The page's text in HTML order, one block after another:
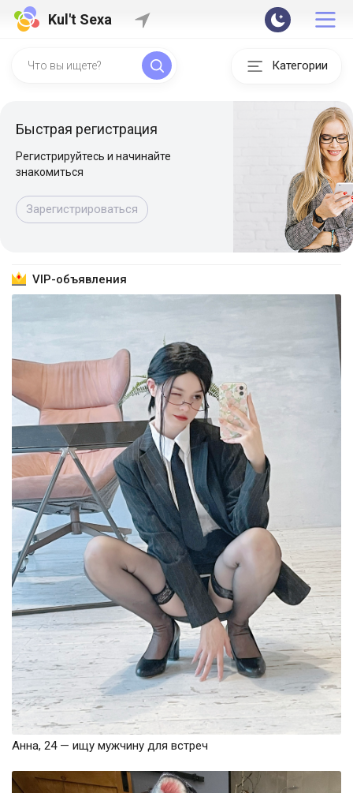
Kul't Sexa
Категории
Быстрая регистрация
Регистрируйтесь и начинайте
знакомиться
Зарегистрироваться
VIP-объявления
Анна, 24 — ищу мужчину для встреч